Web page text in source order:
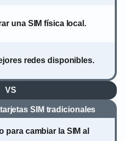
una SIM física local.
redes disponibles.
VS
SIM tradicionales
para cambiar la SIM al